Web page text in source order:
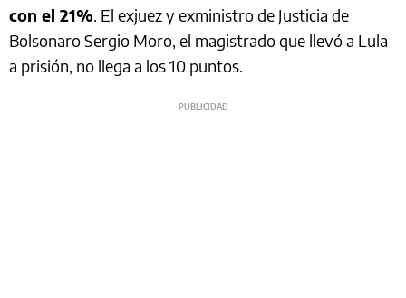
con el 21%. El exjuez y exministro de Justicia de
Bolsonaro Sergio Moro, el magistrado que llevó a Lula
a prisión, no llega a los 10 puntos.